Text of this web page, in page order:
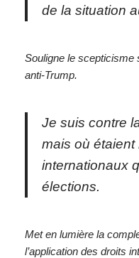
de la situation
Souligne le scepticisme
anti-Trump.
Je suis contre
mais où étaient
internationaux
élections.
Met en lumière la
l’application des droits